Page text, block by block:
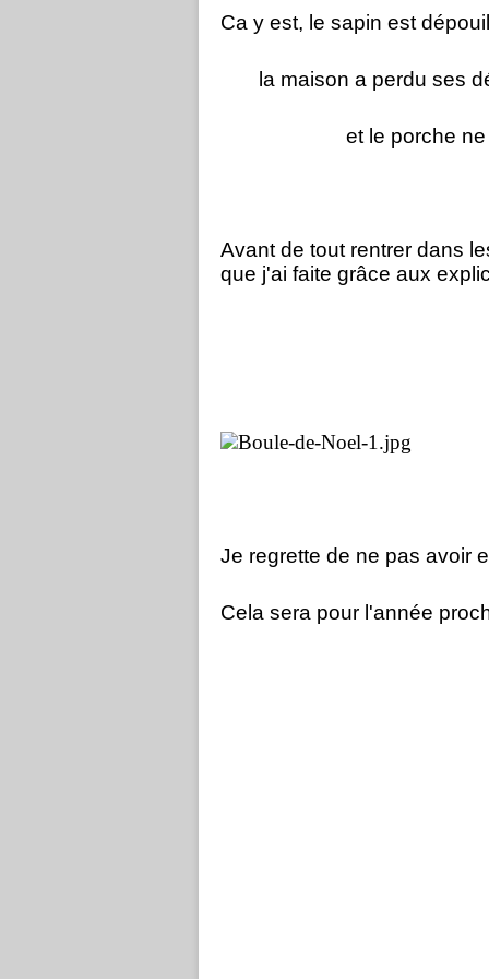
Ca y est, le sapin est
la maison a perdu ses
et le porche ne
Avant de tout rentrer dans
que j'ai faite grâce aux
Je regrette de ne pas avoir
Cela sera pour l'année